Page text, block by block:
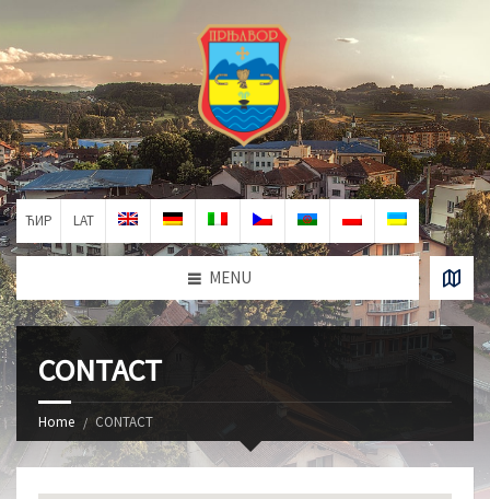
ЋИР LAT
MENU
CONTACT
Home CONTACT